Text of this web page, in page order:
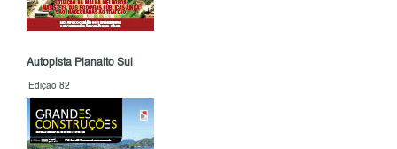
Autopista Planalto Sul
Edição 82